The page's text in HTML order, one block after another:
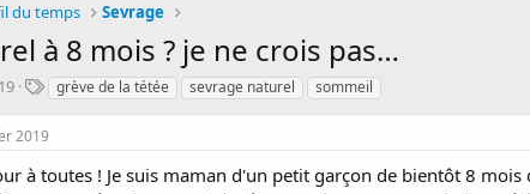
du temps Sevrage
à 8 mois ? je ne crois pas…
T
g
grève de la tétée sevrage naturel sommeil
2019
à toutes ! Je suis maman d'un petit garçon de bientôt 8